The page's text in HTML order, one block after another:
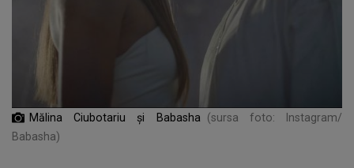
Mălina Ciubotariu și Babasha
(sursa foto: Instagram/
Babasha)